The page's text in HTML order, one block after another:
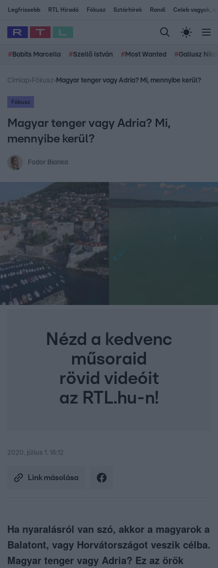
Legfrissebb RTL Híradó Fókusz Sztárhírek Randi Celeb vagyok,
# Babits Marcella #Szellő István # Most Wanted #Gallusz
Címlap› Fókusz› Magyar tenger vagy Adria? Mi, mennyibe kerül?
Fókusz
Magyar tenger vagy Adria? Mi,
mennyibe kerül?
Fodor Bianka
Nézd a kedvenc
műsoraid
rövid videóit
az RTL.hu-n!
2020. július 1. 16:12
Link másolása
Ha nyaralásról van szó, akkor a magyarok a
Balatont, vagy Horvátországot veszik célba.
Magyar tenger vagy Adria? Ez az örök